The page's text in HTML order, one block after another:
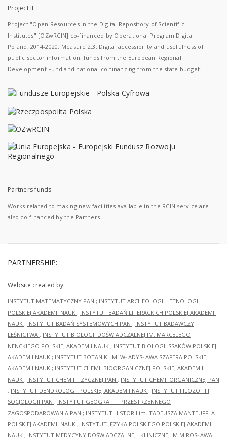
Project II
Project "Open Resources in the Digital Repository of Scientific
Institutes" [OZwRCIN] co-financed by Operational Program Digital
Poland, 2014-2020, Measure 2.3: Digital accessibility and usefulness of
public sector information; funds from the European Regional
Development Fund and national co-financing from the state budget.
Partners funds
Works related to making new facilities available in the RCIN service are
also co-financed by the Partners.
PARTNERSHIP:
Website created by
INSTYTUT MATEMATYCZNY PAN ; INSTYTUT ARCHEOLOGII I ETNOLOGII
POLSKIEJ AKADEMII NAUK ; INSTYTUT BADAŃ LITERACKICH POLSKIEJ AKADEMII
NAUK ; INSTYTUT BADAŃ SYSTEMOWYCH PAN ; INSTYTUT BADAWCZY
LEŚNICTWA ; INSTYTUT BIOLOGII DOŚWIADCZALNEJ IM. MARCELEGO
NENCKIEGO POLSKIEJ AKADEMII NAUK ; INSTYTUT BIOLOGII SSAKÓW POLSKIEJ
AKADEMII NAUK ; INSTYTUT BOTANIKI IM. WŁADYSŁAWA SZAFERA POLSKIEJ
AKADEMII NAUK ; INSTYTUT CHEMII BIOORGANICZNEJ POLSKIEJ AKADEMII
NAUK ; INSTYTUT CHEMII FIZYCZNEJ PAN ; INSTYTUT CHEMII ORGANICZNEJ PAN
; INSTYTUT DENDROLOGII POLSKIEJ AKADEMII NAUK ; INSTYTUT FILOZOFII I
SOCJOLOGII PAN ; INSTYTUT GEOGRAFII I PRZESTRZENNEGO
ZAGOSPODAROWANIA PAN ; INSTYTUT HISTORII im. TADEUSZA MANTEUFFLA
POLSKIEJ AKADEMII NAUK ; INSTYTUT JĘZYKA POLSKIEGO POLSKIEJ AKADEMII
NAUK ; INSTYTUT MEDYCYNY DOŚWIADCZALNEJ I KLINICZNEJ IM.MIROSŁAWA